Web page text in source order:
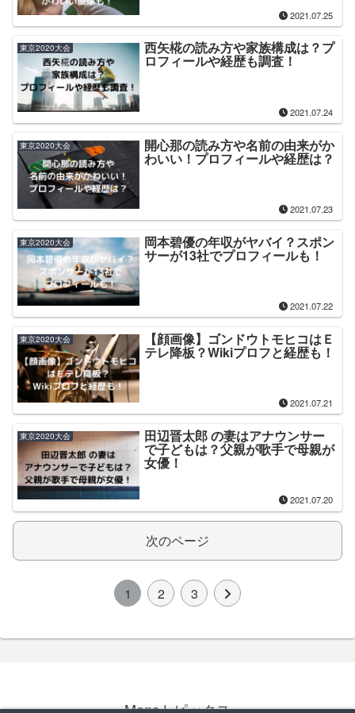
2021.07.25
東京2020大会 西矢椛の読み方や家族構成は？プ
ロフィールや経歴も調査！
2021.07.24
東京2020大会 開心那の読み方や名前の由来がか
わいい！プロフィールや経歴は？
2021.07.23
東京2020大会 岡本碧優の年収がヤバイ？スポン
サーが13社でプロフィールも！
2021.07.22
東京2020大会 【顔画像】ゴンドウトモヒコはＥ
テレ降板？Wikiプロフと経歴も！
2021.07.21
東京2020大会 田辺晋太郎 の妻はアナウンサー
で子どもは？父親が歌手で母親が
女優！
2021.07.20
次のページ
1 2 3